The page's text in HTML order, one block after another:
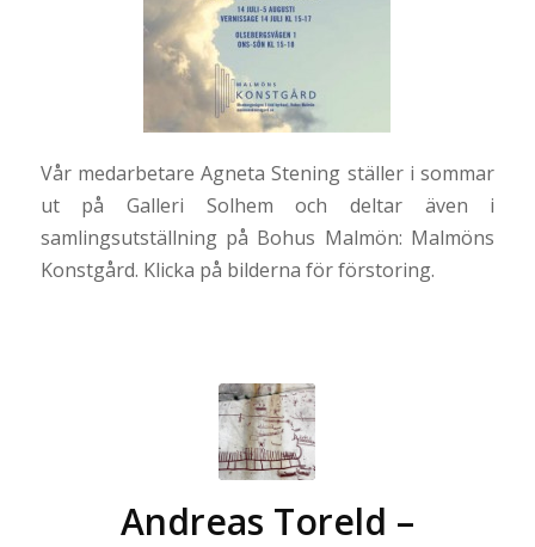
Vår medarbetare Agneta Stening ställer i sommar
ut på Galleri Solhem och deltar även i
samlingsutställning på Bohus Malmön: Malmöns
Konstgård. Klicka på bilderna för förstoring.
Andreas Toreld –